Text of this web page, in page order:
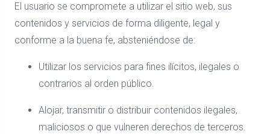
El usuario se compromete a utilizar el sitio web, sus
contenidos y servicios de forma diligente, legal y
conforme a la buena fe, absteniéndose de:
Utilizar los servicios para fines ilícitos, ilegales o
contrarios al orden público.
Alojar, transmitir o distribuir contenidos ilegales,
maliciosos o que vulneren derechos de terceros.